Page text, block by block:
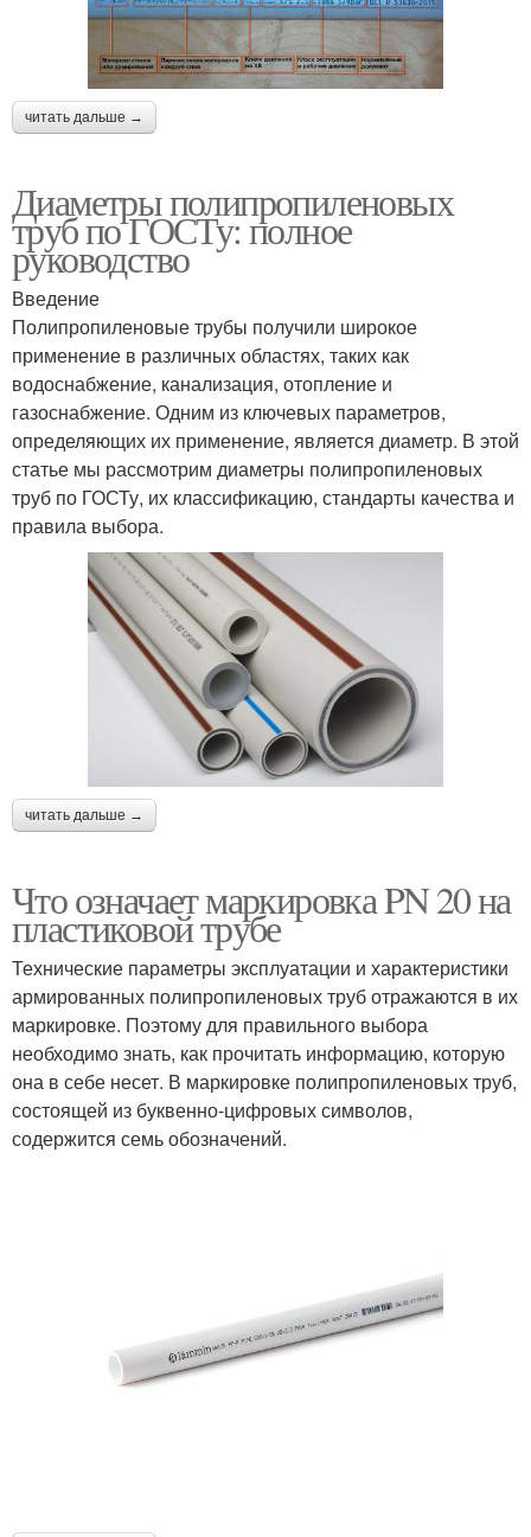
читать дальше →
Диаметры полипропиленовых
труб по ГОСТу: полное
руководство
Введение
Полипропиленовые трубы получили широкое
применение в различных областях, таких как
водоснабжение, канализация, отопление и
газоснабжение. Одним из ключевых параметров,
определяющих их применение, является диаметр. В этой
статье мы рассмотрим диаметры полипропиленовых
труб по ГОСТу, их классификацию, стандарты качества и
правила выбора.
читать дальше →
Что означает маркировка PN 20 на
пластиковой трубе
Технические параметры эксплуатации и характеристики
армированных полипропиленовых труб отражаются в их
маркировке. Поэтому для правильного выбора
необходимо знать, как прочитать информацию, которую
она в себе несет. В маркировке полипропиленовых труб,
состоящей из буквенно-цифровых символов,
содержится семь обозначений.